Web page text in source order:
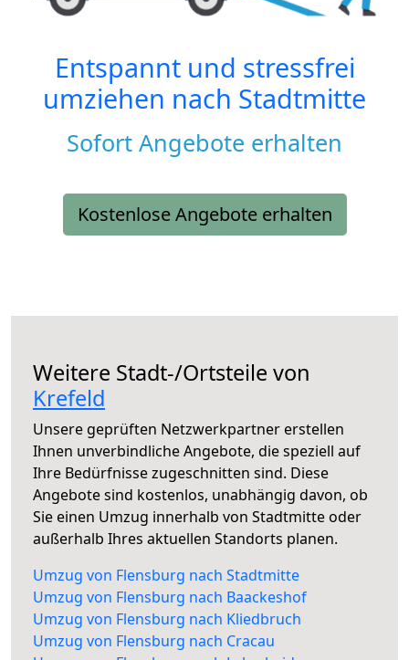
Entspannt und stressfrei
umziehen nach Stadtmitte
Sofort Angebote erhalten
Kostenlose Angebote erhalten
Weitere Stadt-/Ortsteile von
Krefeld
Unsere geprüften Netzwerkpartner erstellen
Ihnen unverbindliche Angebote, die speziell auf
Ihre Bedürfnisse zugeschnitten sind. Diese
Angebote sind kostenlos, unabhängig davon, ob
Sie einen Umzug innerhalb von Stadtmitte oder
außerhalb Ihres aktuellen Standorts planen.
Umzug von Flensburg nach Stadtmitte
Umzug von Flensburg nach Baackeshof
Umzug von Flensburg nach Kliedbruch
Umzug von Flensburg nach Cracau